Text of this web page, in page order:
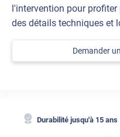
l'intervention pour
des détails techniques et
Demander
Durabilité jusqu'à 15 ans